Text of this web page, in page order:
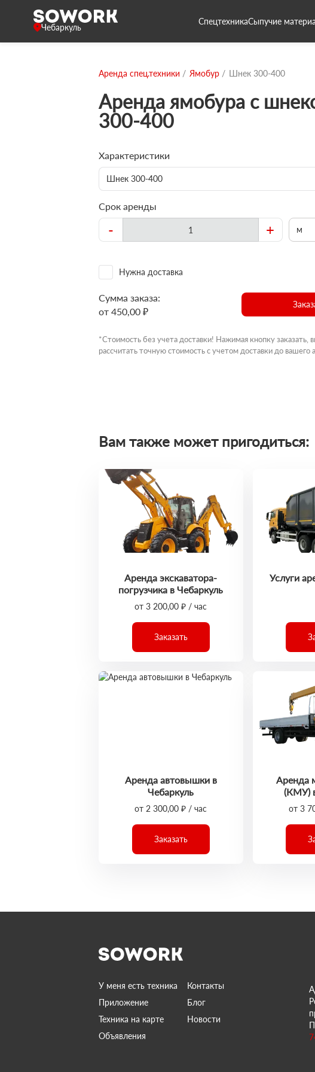
Чебаркуль
СпецтехникаСыпучие
Аренда спец.техники Ямобур Шнек 300-400
Аренда ямобура с
300-400
Характеристики
Шнек 300-400
Срок аренды
- + м
Нужна доставка
Сумма заказа:
от 450,00 ₽
*Стоимость без учета доставки! Нажимая кнопку заказать,
рассчитать точную стоимость с учетом доставки до вашего
Вам также может пригодиться:
Аренда экскаватора-
погрузчика в Чебаркуль
от 3 200,00 ₽ / час
Заказать
Услуги
Аренда автовышки в
Чебаркуль
от 2 300,00 ₽ / час
Заказать
Аренда
(КМУ)
от 3
У меня есть техника
Контакты
Приложение
Блог
Техника на карте
Новости
Объявления